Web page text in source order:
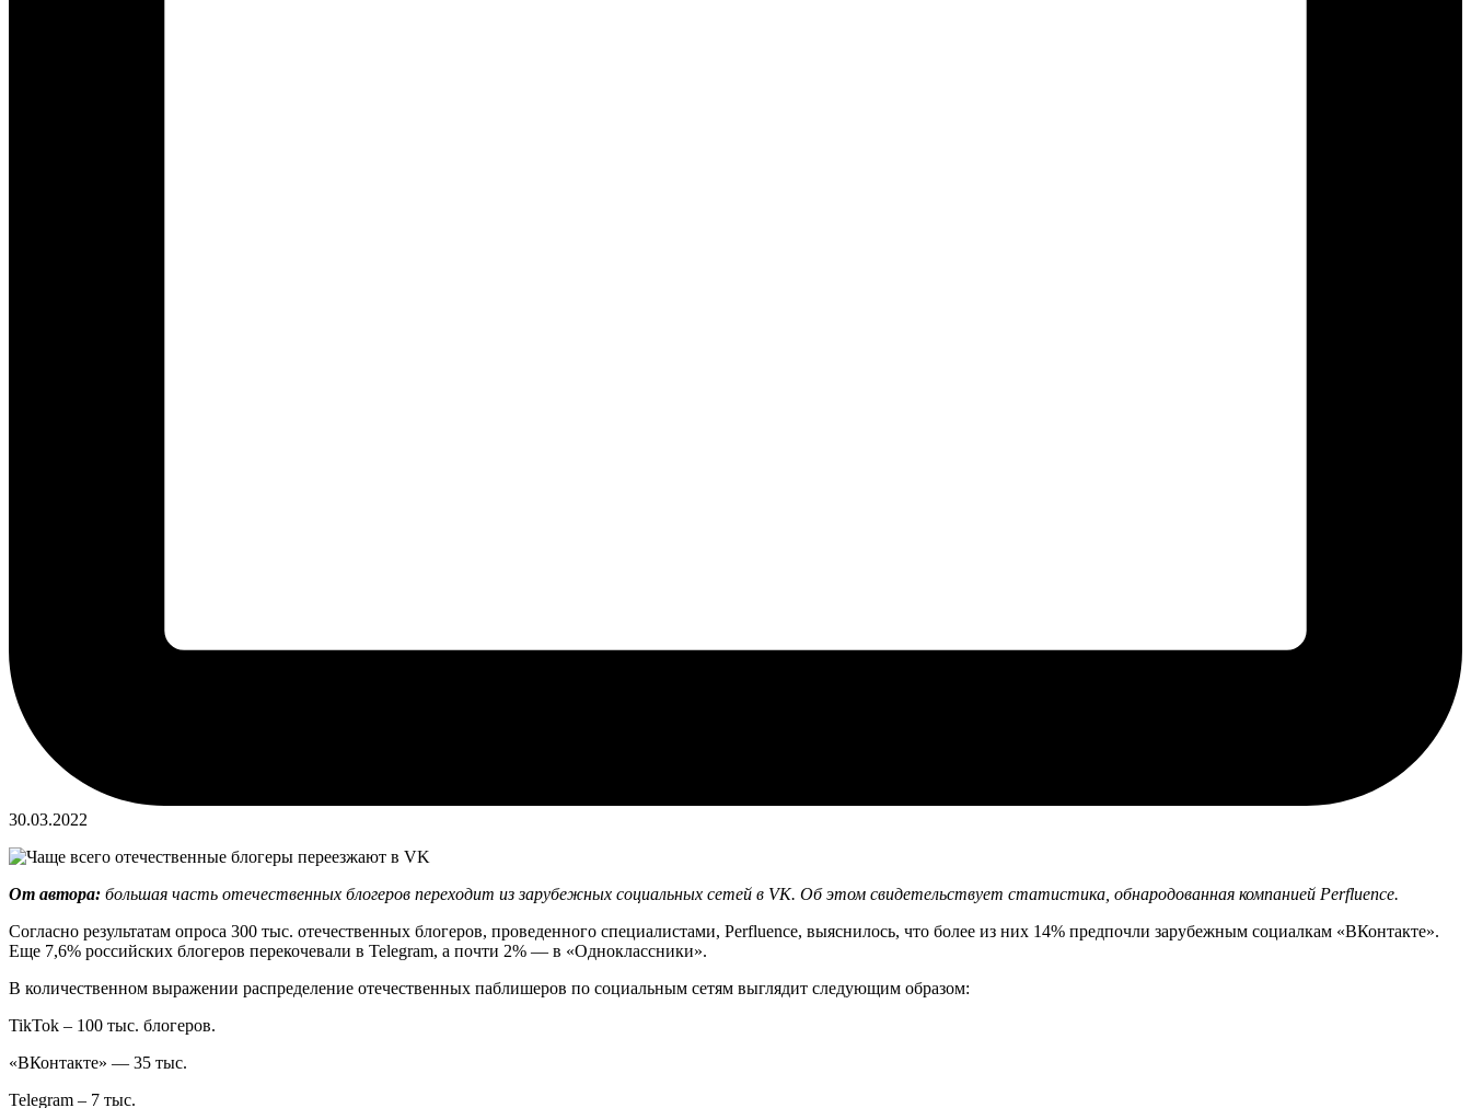
30.03.2022
От автора: большая часть отечественных блогеров переходит из зарубежных социальных сетей в VK. Об этом свидетельствует статистика, обнародованная компанией Perfluence.
Согласно результатам опроса 300 тыс. отечественных блогеров, проведенного специалистами, Perfluence, выяснилось, что более из них 14% предпочли зарубежным социалкам «ВКонтакте».
Еще 7,6% российских блогеров перекочевали в Telegram, а почти 2% — в «Одноклассники».
В количественном выражении распределение отечественных паблишеров по социальным сетям выглядит следующим образом:
TikTok – 100 тыс. блогеров.
«ВКонтакте» — 35 тыс.
Telegram – 7 тыс.